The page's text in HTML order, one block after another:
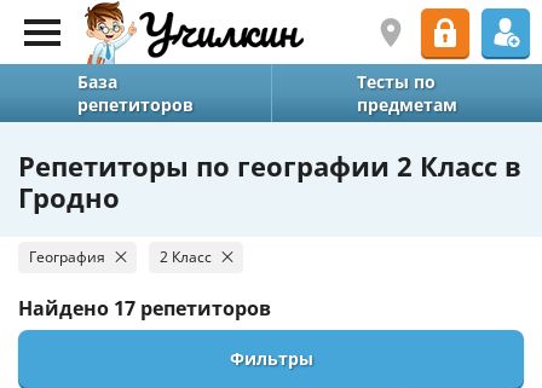
База
репетиторов
Тесты по
предметам
Репетиторы по географии 2 Класс в
Гродно
География 2 Класс
Найдено 17 репетиторов
Фильтры